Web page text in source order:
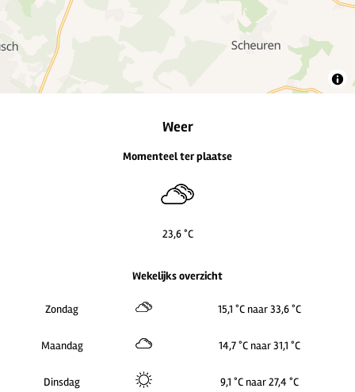
Weer
Momenteel ter plaatse
23,6 °C
Wekelijks overzicht
Zondag 15,1 °C naar 33,6 °C
Maandag 14,7 °C naar 31,1 °C
Dinsdag 9,1 °C naar 27,4 °C